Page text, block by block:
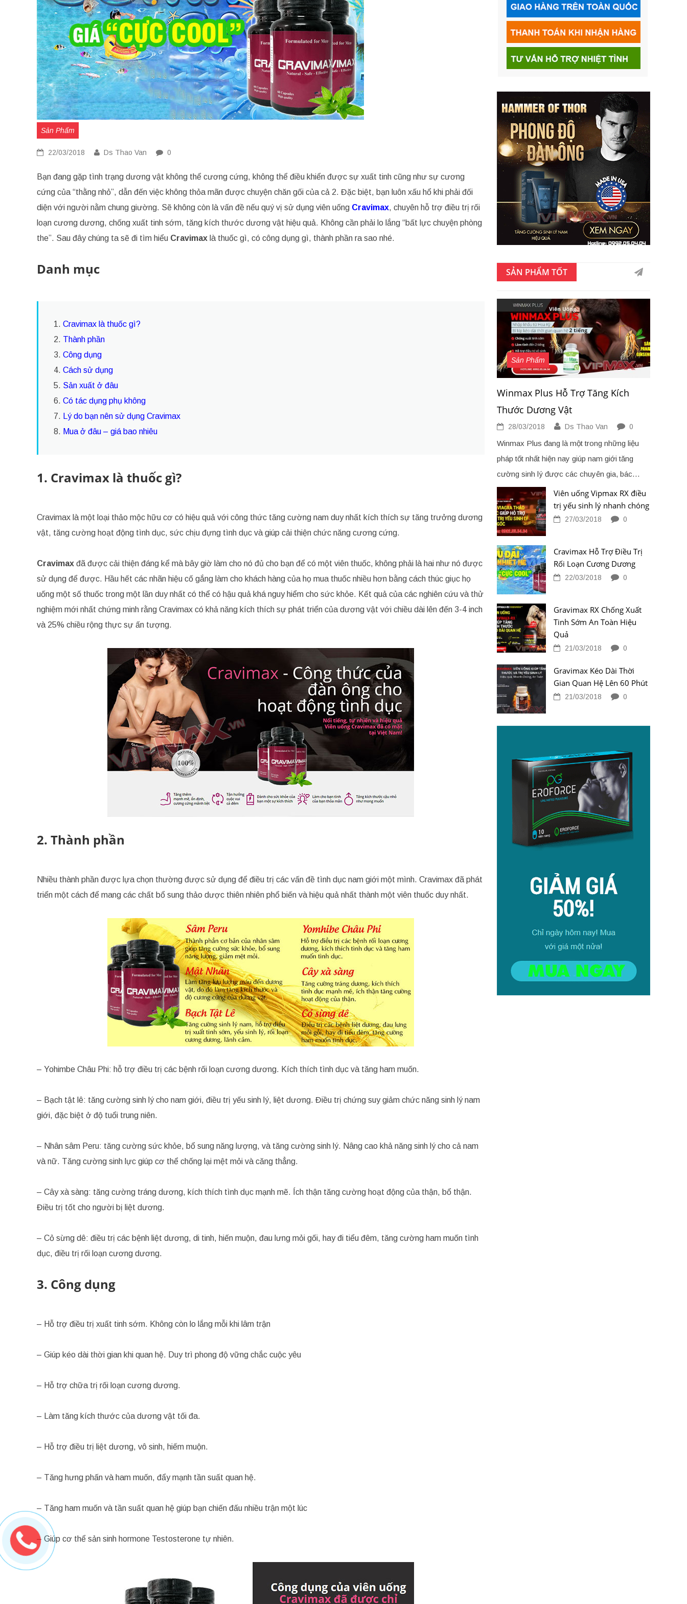
Sản Phẩm
22/03/2018 Ds Thao Van 0
Bạn đang gặp tình trạng dương vật không thể cương cứng, không thể điều khiển được sự xuất tinh cũng như sự cương
cứng của “thằng nhỏ”, dẫn đến việc không thỏa mãn được chuyện chăn gối của cả 2. Đặc biệt, bạn luôn xấu hổ khi phải đối
diện với người nằm chung giường. Sẽ không còn là vấn đề nếu quý vị sử dụng viên uống Cravimax, chuyên hỗ trợ điều trị rối
loạn cương dương, chống xuất tinh sớm, tăng kích thước dương vật hiệu quả. Không cần phải lo lắng “bất lực chuyện phòng
the”. Sau đây chúng ta sẽ đi tìm hiểu Cravimax là thuốc gì, có công dụng gì, thành phần ra sao nhé.
Danh mục
1. Cravimax là thuốc gì?
2. Thành phần
3. Công dụng
4. Cách sử dụng
5. Sản xuất ở đâu
6. Có tác dụng phụ không
7. Lý do bạn nên sử dụng Cravimax
8. Mua ở đâu – giá bao nhiêu
1. Cravimax là thuốc gì?
Cravimax là một loại thảo mộc hữu cơ có hiệu quả với công thức tăng cường nam duy nhất kích thích sự tăng trưởng dương
vật, tăng cường hoạt động tình dục, sức chịu đựng tình dục và giúp cải thiện chức năng cương cứng.
Cravimax đã được cải thiện đáng kể mà bây giờ làm cho nó đủ cho bạn để có một viên thuốc, không phải là hai như nó được
sử dụng để được. Hầu hết các nhãn hiệu cố gắng làm cho khách hàng của họ mua thuốc nhiều hơn bằng cách thúc giục họ
uống một số thuốc trong một lần duy nhất có thể có hậu quả khá nguy hiểm cho sức khỏe. Kết quả của các nghiên cứu và thử
nghiệm mới nhất chứng minh rằng Cravimax có khả năng kích thích sự phát triển của dương vật với chiều dài lên đến 3-4 inch
và 25% chiều rộng thực sự ấn tượng.
2. Thành phần
Nhiều thành phần được lựa chọn thường được sử dụng để điều trị các vấn đề tình dục nam giới một mình. Cravimax đã phát
triển một cách để mang các chất bổ sung thảo dược thiên nhiên phổ biến và hiệu quả nhất thành một viên thuốc duy nhất.
– Yohimbe Châu Phi: hỗ trợ điều trị các bệnh rối loạn cương dương. Kích thích tình dục và tăng ham muốn.
– Bạch tật lê: tăng cường sinh lý cho nam giới, điều trị yếu sinh lý, liệt dương. Điều trị chứng suy giảm chức năng sinh lý nam
giới, đặc biệt ở độ tuổi trung niên.
– Nhân sâm Peru: tăng cường sức khỏe, bổ sung năng lượng, và tăng cường sinh lý. Nâng cao khả năng sinh lý cho cả nam
và nữ. Tăng cường sinh lực giúp cơ thể chống lại mệt mỏi và căng thẳng.
– Cây xà sàng: tăng cường tráng dương, kích thích tình dục mạnh mẽ. Ích thận tăng cường hoạt động của thận, bổ thận.
Điều trị tốt cho người bị liệt dương.
– Cỏ sừng dê: điều trị các bệnh liệt dương, di tinh, hiến muộn, đau lưng mỏi gối, hay đi tiểu đêm, tăng cường ham muốn tình
dục, điều trị rối loạn cương dương.
3. Công dụng
– Hỗ trợ điều trị xuất tinh sớm. Không còn lo lắng mỗi khi lâm trận
– Giúp kéo dài thời gian khi quan hệ. Duy trì phong độ vững chắc cuộc yêu
– Hỗ trợ chữa trị rối loạn cương dương.
– Làm tăng kích thước của dương vật tối đa.
– Hỗ trợ điều trị liệt dương, vô sinh, hiếm muộn.
– Tăng hưng phấn và ham muốn, đẩy mạnh tần suất quan hệ.
– Tăng ham muốn và tần suất quan hệ giúp bạn chiến đấu nhiều trận một lúc
– Giúp cơ thể sản sinh hormone Testosterone tự nhiên.
SẢN PHẨM TỐT
Sản Phẩm
Winmax Plus Hỗ Trợ Tăng Kích
Thước Dương Vật
28/03/2018 Ds Thao Van 0
Winmax Plus đang là một trong những liệu
pháp tốt nhất hiện nay giúp nam giới tăng
cường sinh lý được các chuyên gia, bác…
Viên uống Vipmax RX điều
trị yếu sinh lý nhanh chóng
27/03/2018 0
Cravimax Hỗ Trợ Điều Trị
Rối Loạn Cương Dương
22/03/2018 0
Gravimax RX Chống Xuất
Tinh Sớm An Toàn Hiệu
Quả
21/03/2018 0
Gravimax Kéo Dài Thời
Gian Quan Hệ Lên 60 Phút
21/03/2018 0